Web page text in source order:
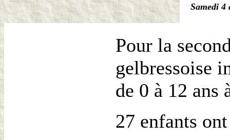
Samedi 4
Pour la
gelbressoise
de 0 à 12 ans
27 enfants